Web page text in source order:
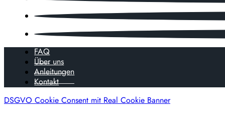
FAQ
Über uns
Anleitungen
Kontakt
DSGVO Cookie Consent mit Real Cookie Banner